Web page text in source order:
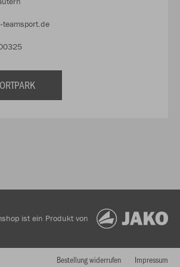
teamsport.de
ist ein Produkt von
Bestellung widerrufen Impressum